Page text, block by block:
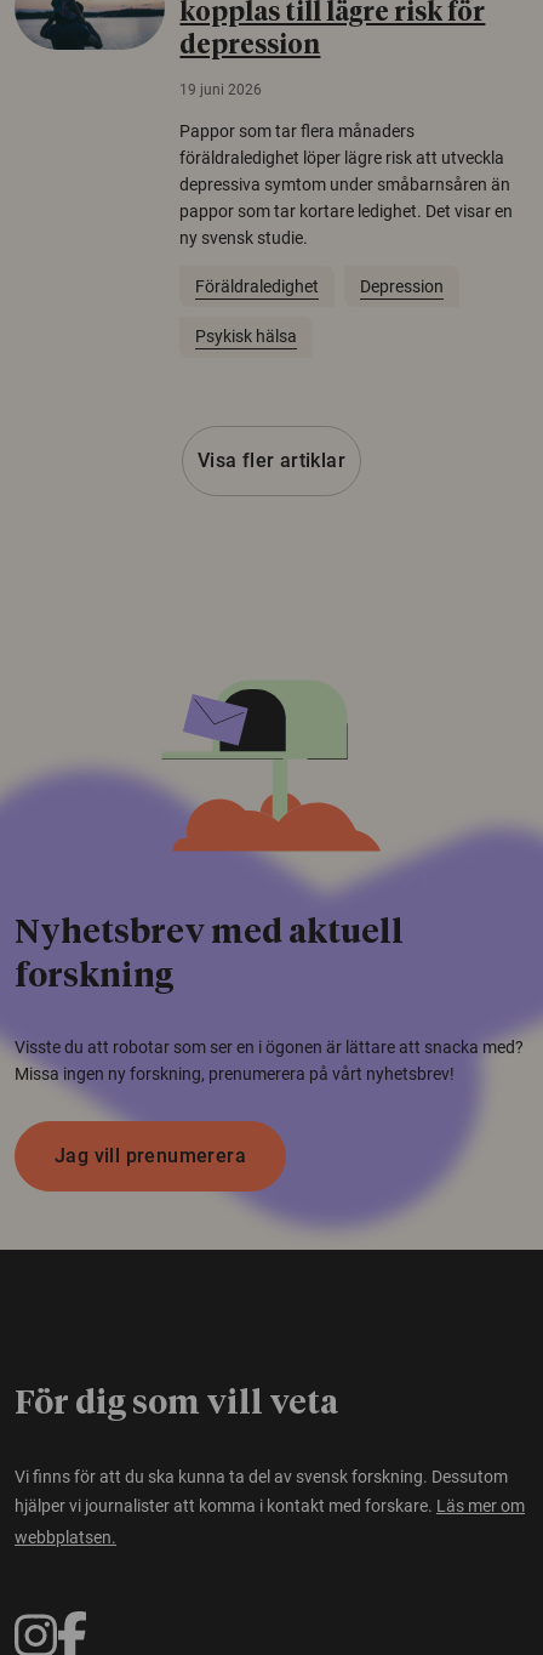
kopplas till lägre risk för
depression
19 juni 2026
Pappor som tar flera månaders
föräldraledighet löper lägre risk att utveckla
depressiva symtom under småbarnsåren än
pappor som tar kortare ledighet. Det visar en
ny svensk studie.
Föräldraledighet Depression
Psykisk hälsa
Visa fler artiklar
Nyhetsbrev med aktuell
forskning
Visste du att robotar som ser en i ögonen är lättare att snacka med?
Missa ingen ny forskning, prenumerera på vårt nyhetsbrev!
Jag vill prenumerera
För dig som vill veta
Vi finns för att du ska kunna ta del av svensk forskning. Dessutom
hjälper vi journalister att komma i kontakt med forskare. Läs mer om
webbplatsen.